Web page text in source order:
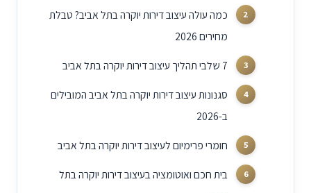
כמה עולה עיצוב דירות יוקרה בתל אביב? טבלת
מחירים 2026
7 שלבי תהליך עיצוב דירות יוקרה בתל אביב
סגנונות עיצוב דירות יוקרה בתל אביב המובילים
ב-2026
חומרי פרימיום לעיצוב דירות יוקרה בתל אביב
בית חכם ואוטומציה בעיצוב דירות יוקרה בתל